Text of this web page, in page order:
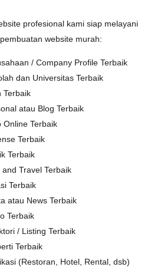
profesional kami siap melayani
website murah:
/ Company Profile Terbaik
dan Universitas Terbaik
Terbaik
atau Blog Terbaik
Online Terbaik
Terbaik
Terbaik
Travel Terbaik
Terbaik
atau News Terbaik
Terbaik
/ Listing Terbaik
Terbaik
(Restoran, Hotel, Rental, dsb)